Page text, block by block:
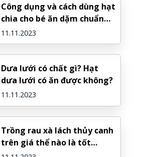
Công dụng và cách dùng hạt
chia cho bé ăn dặm chuẩn
nhất
11.11.2023
Dưa lưới có chất gì? Hạt
dưa lưới có ăn được không?
11.11.2023
Trồng rau xà lách thủy canh
trên giá thể nào là tốt
nhất?